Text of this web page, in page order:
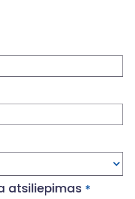
atsiliepimas *